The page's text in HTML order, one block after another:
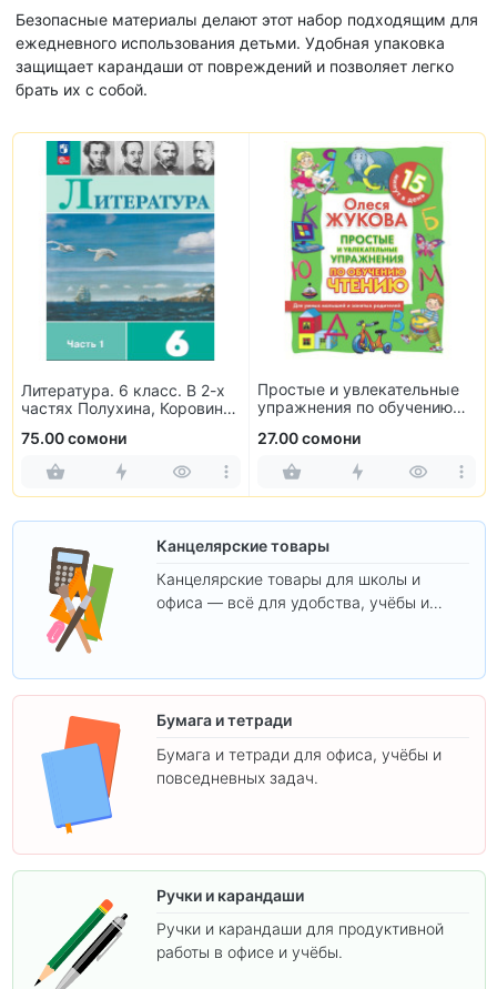
Безопасные материалы делают этот набор подходящим для
ежедневного использования детьми. Удобная упаковка
защищает карандаши от повреждений и позволяет легко
брать их с собой.
Литература. 6 класс. В 2-х
частях Полухина, Коровина,
75.00 сомони
Простые и увлекательные
упражнения по обучению
27.00 сомони
Канцелярские товары
Канцелярские товары для школы и
офиса — всё для удобства, учёбы и
Бумага и тетради
Бумага и тетради для офиса, учёбы и
повседневных задач.
Ручки и карандаши
Ручки и карандаши для продуктивной
работы в офисе и учёбы.